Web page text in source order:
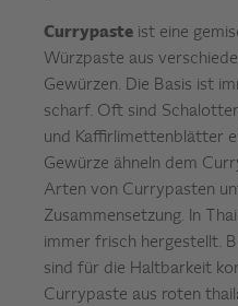
Currypaste ist eine
Würzpaste aus
Gewürzen. Die Basis ist
scharf. Oft sind
und Kaffirlimettenblätter
Gewürze ähneln dem
Arten von Currypasten
Zusammensetzung. In
immer frisch hergestellt.
sind für die Haltbarkeit
Currypaste aus roten